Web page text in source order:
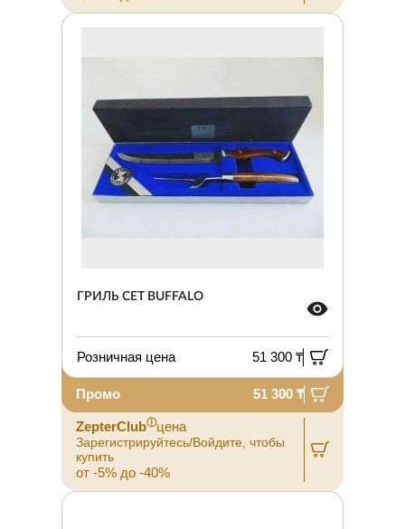
ГРИЛЬ СЕТ BUFFALO
Розничная цена 51 300 ₸
Промо 51 300 ₸
ZepterClubⓘцена
Зарегистрируйтесь/Войдите, чтобы
купить
от -5% до -40%